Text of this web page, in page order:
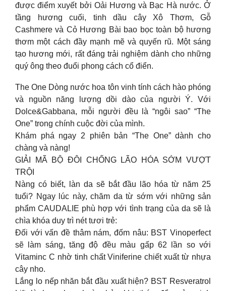
được điểm xuyết bởi Oải Hương và Bạc Hà nước. Ở
tầng hương cuối, tinh dầu cây Xô Thơm, Gỗ
Cashmere và Cỏ Hương Bài bao bọc toàn bộ hương
thơm một cách đầy mạnh mẽ và quyến rũ. Một sáng
tạo hương mới, rất đáng trải nghiệm dành cho những
quý ông theo đuổi phong cách cổ điển.
The One Dòng nước hoa tôn vinh tính cách hào phóng
và nguồn năng lượng dồi dào của người Ý. Với
Dolce&Gabbana, mỗi người đều là “ngôi sao” “The
One” trong chính cuộc đời của mình.
Khám phá ngay 2 phiên bản “The One” dành cho
chàng và nàng!
GIẢI MÃ BỘ ĐÔI CHỐNG LÃO HÓA SỚM VƯỢT
TRỘI
Nàng có biết, làn da sẽ bắt đầu lão hóa từ năm 25
tuổi? Ngay lúc này, chăm da từ sớm với những sản
phẩm CAUDALIE phù hợp với tình trạng của da sẽ là
chìa khóa duy trì nét tươi trẻ:
Đối với vấn đề thâm nám, đốm nâu: BST Vinoperfect
sẽ làm sáng, tăng độ đều màu gấp 62 lần so với
Vitaminc C nhờ tinh chất Viniferine chiết xuất từ nhựa
cây nho.
Lắng lo nếp nhăn bắt đầu xuất hiện? BST Resveratrol